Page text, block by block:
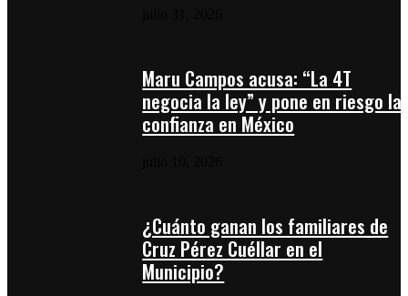
Maru Campos acusa: “La 4T
negocia la ley” y pone en riesgo la
confianza en México
¿Cuánto ganan los familiares de
Cruz Pérez Cuéllar en el
Municipio?